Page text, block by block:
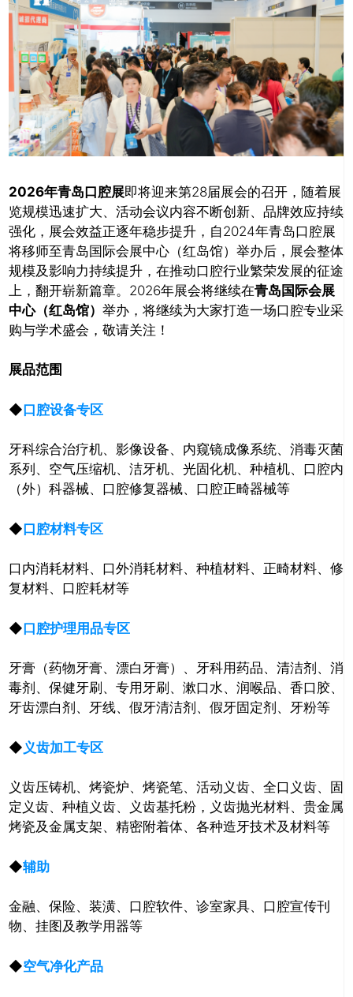
2026年青岛口腔展即将迎来第28届展会的召开，随着展
览规模迅速扩大、活动会议内容不断创新、品牌效应持续
强化，展会效益正逐年稳步提升，自2024年青岛口腔展
将移师至青岛国际会展中心（红岛馆）举办后，展会整体
规模及影响力持续提升，在推动口腔行业繁荣发展的征途
上，翻开崭新篇章。2026年展会将继续在青岛国际会展
中心（红岛馆） 举办，将继续为大家打造一场口腔专业采
购与学术盛会，敬请关注！
展品范围
◆口腔设备专区
牙科综合治疗机、影像设备、内窥镜成像系统、消毒灭菌
系列、空气压缩机、洁牙机、光固化机、种植机、口腔内
（外）科器械、口腔修复器械、口腔正畸器械等
◆口腔材料专区
口内消耗材料、口外消耗材料、种植材料、正畸材料、修
复材料、口腔耗材等
◆口腔护理用品专区
牙膏（药物牙膏、漂白牙膏）、牙科用药品、清洁剂、消
毒剂、保健牙刷、专用牙刷、漱口水、润喉品、香口胶、
牙齿漂白剂、牙线、假牙清洁剂、假牙固定剂、牙粉等
◆ 义齿加工专区
义齿压铸机、烤瓷炉、烤瓷笔、活动义齿、全口义齿、固
定义齿、种植义齿、义齿基托粉，义齿抛光材料、贵金属
烤瓷及金属支架、精密附着体、各种造牙技术及材料等
◆辅助
金融、保险、装潢、口腔软件、诊室家具、口腔宣传刊
物、挂图及教学用器等
◆空气净化产品